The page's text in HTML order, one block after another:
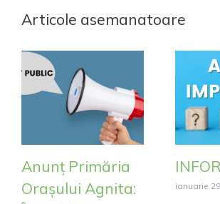
Articole asemanatoare
Anunț Primăria
Orașului Agnita:
ianuarie